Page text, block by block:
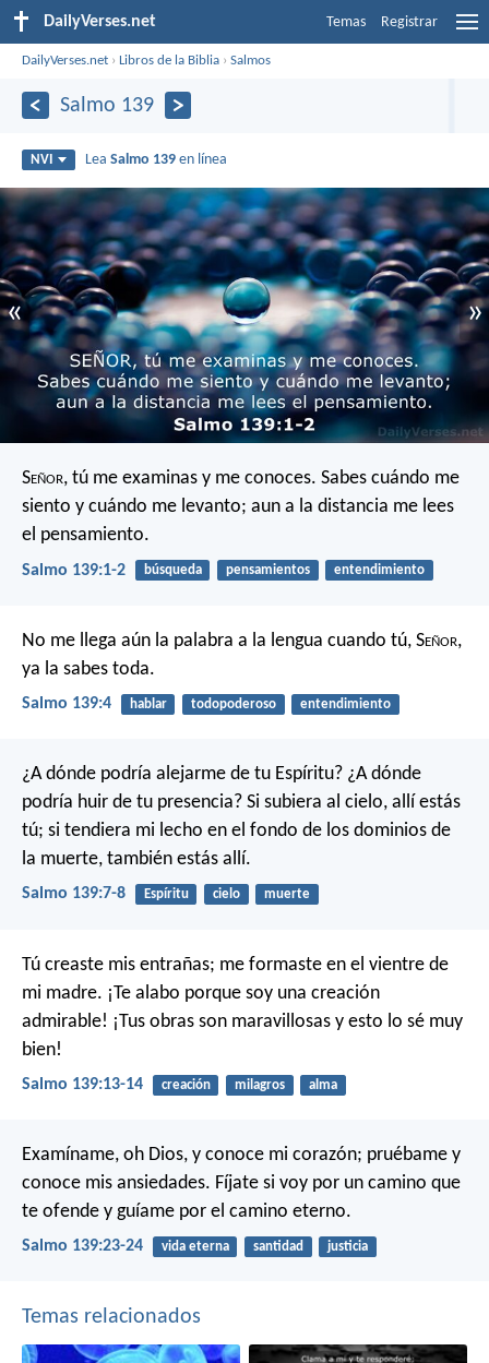
DailyVerses.net Temas Registrar
DailyVerses.net ›Libros de la Biblia ›Salmos
Salmo 139
NVI LeaSalmo 139 en línea
« »
Señor, tú me examinas y me conoces. Sabes cuándo me
siento y cuándo me levanto; aun a la distancia me lees
el pensamiento.
Salmo 139:1-2 búsqueda pensamientos entendimiento
No me llega aún la palabra a la lengua cuando tú, Señor,
ya la sabes toda.
Salmo 139:4 hablar todopoderoso entendimiento
¿A dónde podría alejarme de tu Espíritu? ¿A dónde
podría huir de tu presencia? Si subiera al cielo, allí estás
tú; si tendiera mi lecho en el fondo de los dominios de
la muerte, también estás allí.
Salmo 139:7-8 Espíritu cielo muerte
Tú creaste mis entrañas; me formaste en el vientre de
mi madre. ¡Te alabo porque soy una creación
admirable! ¡Tus obras son maravillosas y esto lo sé muy
bien!
Salmo 139:13-14 creación milagros alma
Examíname, oh Dios, y conoce mi corazón; pruébame y
conoce mis ansiedades. Fíjate si voy por un camino que
te ofende y guíame por el camino eterno.
Salmo 139:23-24 vida eterna santidad justicia
Temas relacionados